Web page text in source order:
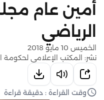
أمين عام
الرياضي
الخميس 10 مايو 2018
نشر: المكتب الإعلامي لحكومة
وقت القراءة : دقيقة قراءة